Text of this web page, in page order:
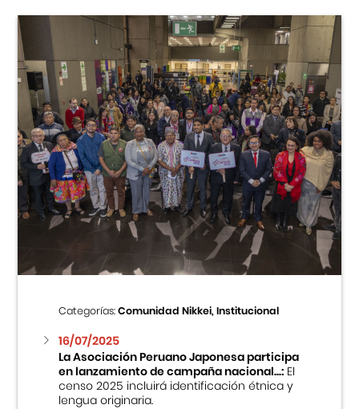
Categorías:Comunidad Nikkei, Institucional
16/07/2025
La Asociación Peruano Japonesa participa
en lanzamiento de campaña nacional...:El
censo 2025 incluirá identificación étnica y
lengua originaria.